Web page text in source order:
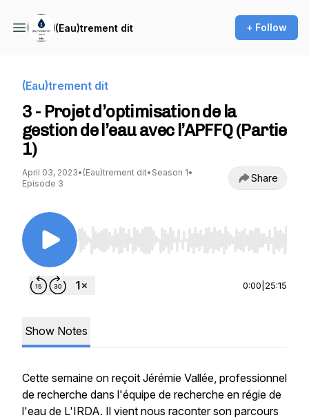
(Eau)trement dit + Follow
(Eau)trement dit
3 - Projet d’optimisation de la
gestion de l’eau avec l’APFFQ (Partie
1)
April 03, 2023• (Eau)trement dit• Season 1•
Episode 3
Share
Use Left/Right to seek, Home/End to jump to
0:00 25:15
Show Notes
Cette semaine on reçoit Jérémie Vallée, professionnel
de recherche dans l'équipe de recherche en régie de
l'eau de L'IRDA. Il vient nous raconter son parcours